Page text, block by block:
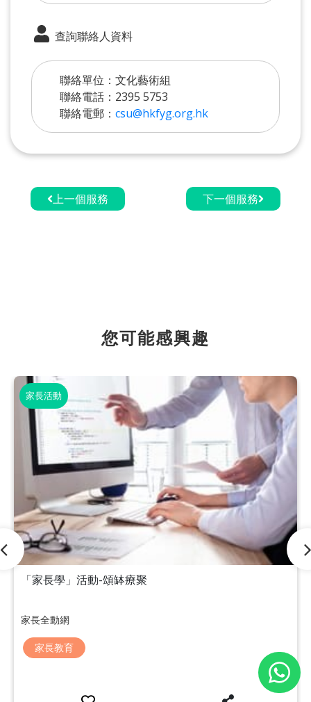
查詢聯絡人資料
聯絡單位：文化藝術組
聯絡電話：2395 5753
聯絡電郵： csu@hkfyg.org.hk
上一個服務 下一個服務
您可能感興趣
家長活動
「家長學」活動-頌缽療聚
家長全動網
家長教育